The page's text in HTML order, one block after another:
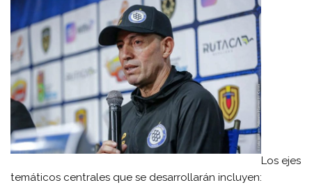
Los ejes
temáticos centrales que se desarrollarán incluyen: